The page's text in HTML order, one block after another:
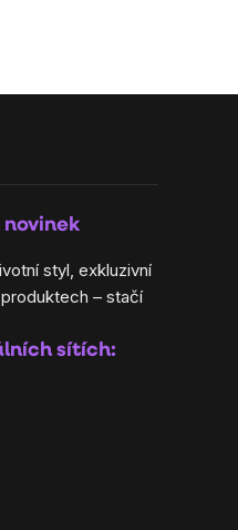
novinek
styl, exkluzivní
– stačí
sítích: